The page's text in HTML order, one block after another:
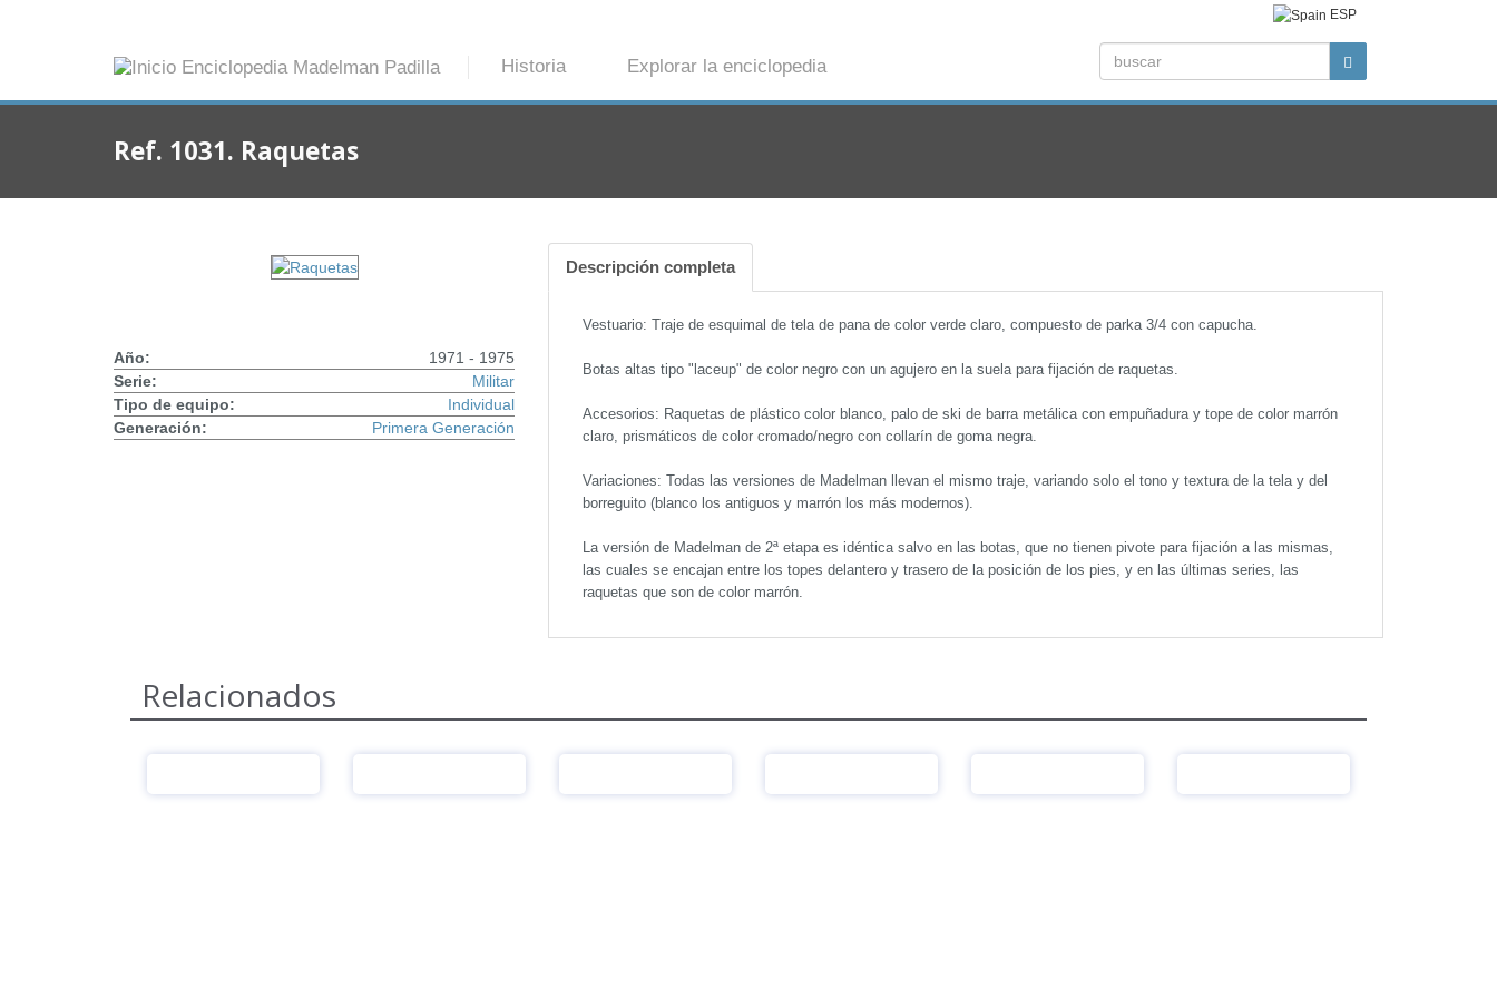
ESP
Historia Explorar la enciclopedia
Ref. 1031. Raquetas
Año:
1971 - 1975
Serie:
Militar
Tipo de equipo:
Individual
Generación:
Primera Generación
Descripción completa
Vestuario: Traje de esquimal de tela de pana de color verde claro, compuesto de parka 3/4 con capucha.
Botas altas tipo "laceup" de color negro con un agujero en la suela para fijación de raquetas.
Accesorios: Raquetas de plástico color blanco, palo de ski de barra metálica con empuñadura y tope de color marrón
claro, prismáticos de color cromado/negro con collarín de goma negra.
Variaciones: Todas las versiones de Madelman llevan el mismo traje, variando solo el tono y textura de la tela y del
borreguito (blanco los antiguos y marrón los más modernos).
La versión de Madelman de 2ª etapa es idéntica salvo en las botas, que no tienen pivote para fijación a las mismas,
las cuales se encajan entre los topes delantero y trasero de la posición de los pies, y en las últimas series, las
raquetas que son de color marrón.
Relacionados